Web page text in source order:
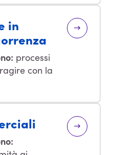
in
processi
con la